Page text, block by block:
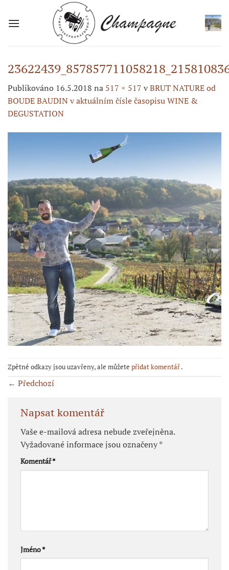
Publikováno 16.5.2018 na 517 × 517 vBRUT NATURE od
BOUDE BAUDIN v aktuálním čísle časopisu WINE &
DEGUSTATION
Zpětné odkazy jsou uzavřeny, ale můžete přidat komentář.
← Předchozí
Napsat komentář
Vaše e-mailová adresa nebude zveřejněna.
Vyžadované informace jsou označeny*
Komentář*
Jméno*